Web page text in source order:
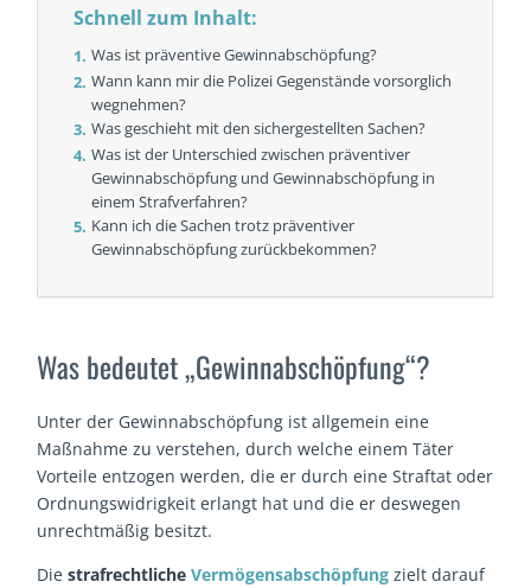
Schnell zum Inhalt:
Was ist präventive Gewinnabschöpfung?
Wann kann mir die Polizei Gegenstände vorsorglich
wegnehmen?
Was geschieht mit den sichergestellten Sachen?
Was ist der Unterschied zwischen präventiver
Gewinnabschöpfung und Gewinnabschöpfung in
einem Strafverfahren?
Kann ich die Sachen trotz präventiver
Gewinnabschöpfung zurückbekommen?
Was bedeutet „Gewinnabschöpfung“?
Unter der Gewinnabschöpfung ist allgemein eine
Maßnahme zu verstehen, durch welche einem Täter
Vorteile entzogen werden, die er durch eine Straftat oder
Ordnungswidrigkeit erlangt hat und die er deswegen
unrechtmäßig besitzt.
DiestrafrechtlicheVermögensabschöpfung zielt darauf